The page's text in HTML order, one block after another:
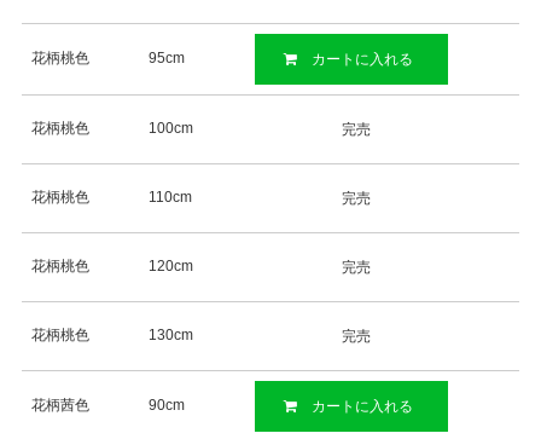
花柄桃色 95cm カートに入れる
花柄桃色 100cm 完売
花柄桃色 110cm 完売
花柄桃色 120cm 完売
花柄桃色 130cm 完売
花柄茜色 90cm カートに入れる